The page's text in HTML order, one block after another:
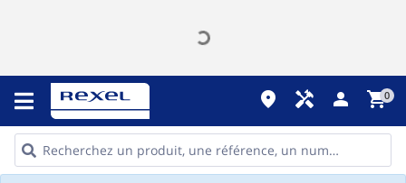
place handyman person shopping_cart0